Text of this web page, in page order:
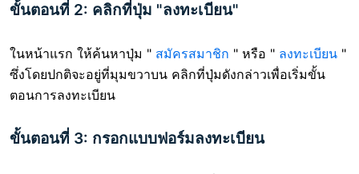
ขั้นตอนที่ 2: คลิกที่ปุ่ม "ลงทะเบียน"
ในหน้าแรก ให้ค้นหาปุ่ม " สมัครสมาชิก " หรือ " ลงทะเบียน "
ซึ่งโดยปกติจะอยู่ที่มุมขวาบน คลิกที่ปุ่มดังกล่าวเพื่อเริ่มขั้น
ตอนการลงทะเบียน
ขั้นตอนที่ 3: กรอกแบบฟอร์มลงทะเบียน